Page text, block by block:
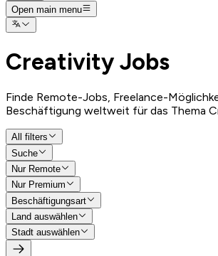
Open main menu
Creativity Jobs
Finde Remote-Jobs, Freelance-
Beschäftigung weltweit für das Thema
All filters
Suche
Nur Remote
Nur Premium
Beschäftigungsart
Land auswählen
Stadt auswählen